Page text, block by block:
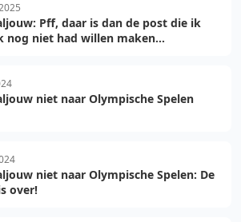
Pff, daar is dan de post die ik
nog niet had willen maken...
niet naar Olympische Spelen
niet naar Olympische Spelen: De
over!